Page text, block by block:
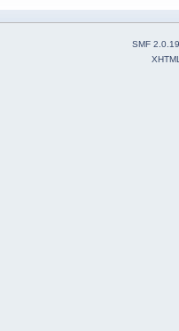
SMF 2.0.19